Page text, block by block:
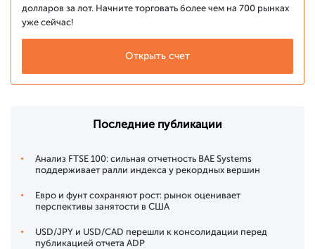
долларов за лот. Начните торговать более чем на 700 рынках
уже сейчас!
Открыть счет
Последние публикации
Анализ FTSE 100: сильная отчетность BAE Systems
поддерживает ралли индекса у рекордных вершин
Евро и фунт сохраняют рост: рынок оценивает
перспективы занятости в США
USD/JPY и USD/CAD перешли к консолидации перед
публикацией отчета ADP